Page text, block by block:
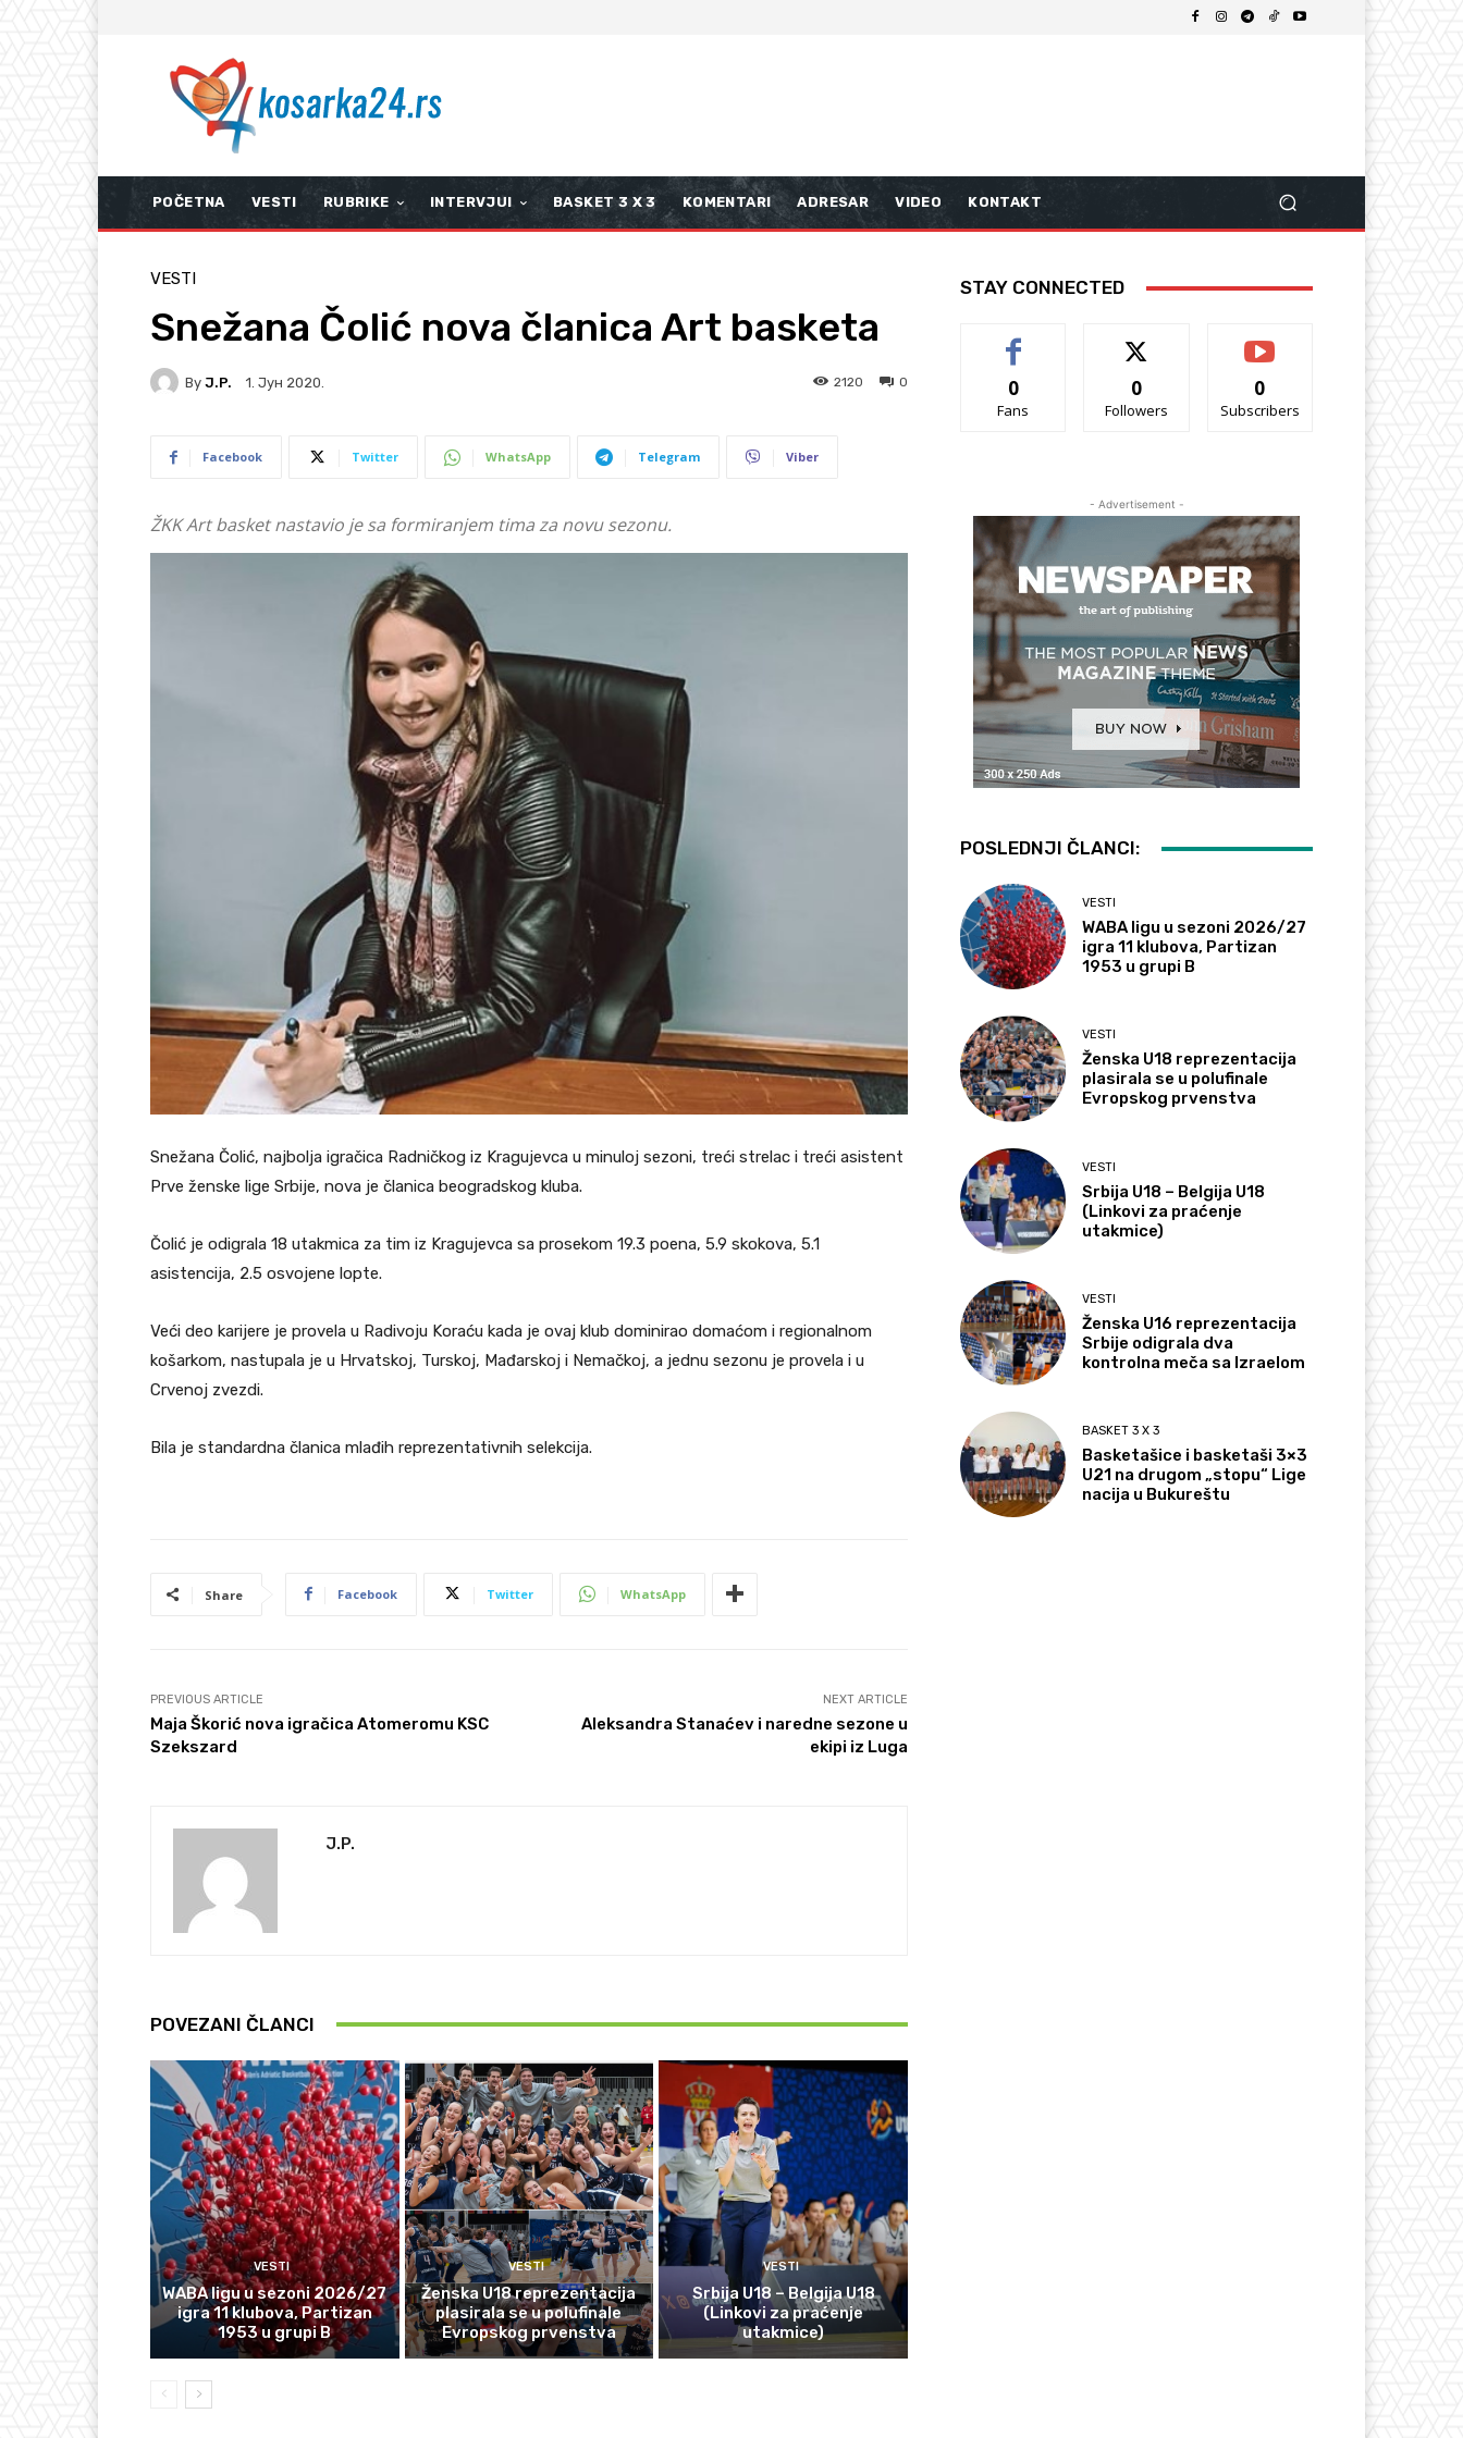
POČETNA VESTI RUBRIKE INTERVJUI BASKET 3 X 3 KOMENTARI ADRESAR VIDEO KONTAKT
VESTI
Snežana Čolić nova članica Art basketa
By J.P. 1. Јун 2020. 0
2120
Facebook Twitter WhatsApp Telegram Viber
ŽKK Art basket nastavio je sa formiranjem tima za novu sezonu.
Snežana Čolić, najbolja igračica Radničkog iz Kragujevca u minuloj sezoni, treći strelac i treći asistent
Prve ženske lige Srbije, nova je članica beogradskog kluba.
Čolić je odigrala 18 utakmica za tim iz Kragujevca sa prosekom 19.3 poena, 5.9 skokova, 5.1
asistencija, 2.5 osvojene lopte.
Veći deo karijere je provela u Radivoju Koraću kada je ovaj klub dominirao domaćom i regionalnom
košarkom, nastupala je u Hrvatskoj, Turskoj, Mađarskoj i Nemačkoj, a jednu sezonu je provela i u
Crvenoj zvezdi.
Bila je standardna članica mlađih reprezentativnih selekcija.
Share Facebook Twitter WhatsApp
PREVIOUS ARTICLE
Maja Škorić nova igračica Atomeromu KSC
Szekszard
NEXT ARTICLE
Aleksandra Stanaćev i naredne sezone u
ekipi iz Luga
J.P.
POVEZANI ČLANCI
VESTI
WABA ligu u sezoni 2026/27
igra 11 klubova, Partizan
1953 u grupi B
VESTI
Ženska U18 reprezentacija
plasirala se u polufinale
Evropskog prvenstva
VESTI
Srbija U18 – Belgija U18
(Linkovi za praćenje
utakmice)
STAY CONNECTED
0
Fans
0
Followers
0
Subscribers
- Advertisement -
POSLEDNJI ČLANCI:
VESTI
WABA ligu u sezoni 2026/27
igra 11 klubova, Partizan
1953 u grupi B
VESTI
Ženska U18 reprezentacija
plasirala se u polufinale
Evropskog prvenstva
VESTI
Srbija U18 – Belgija U18
(Linkovi za praćenje
utakmice)
VESTI
Ženska U16 reprezentacija
Srbije odigrala dva
kontrolna meča sa Izraelom
BASKET 3 X 3
Basketašice i basketaši 3×3
U21 na drugom „stopu“ Lige
nacija u Bukureštu